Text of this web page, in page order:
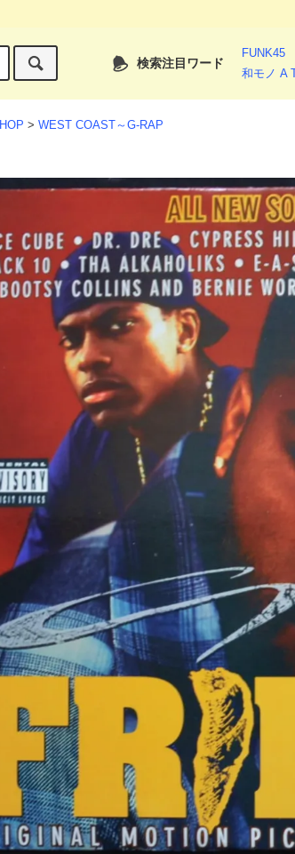
検索注目ワード
FUNK45
和モノ A
> WEST COAST～G-RAP